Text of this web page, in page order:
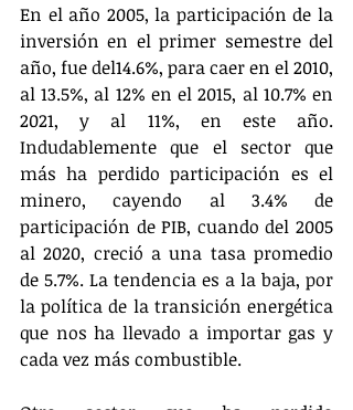
En el año 2005, la participación de la
inversión en el primer semestre del
año, fue del14.6%, para caer en el 2010,
al 13.5%, al 12% en el 2015, al 10.7% en
2021, y al 11%, en este año.
Indudablemente que el sector que
más ha perdido participación es el
minero, cayendo al 3.4% de
participación de PIB, cuando del 2005
al 2020, creció a una tasa promedio
de 5.7%. La tendencia es a la baja, por
la política de la transición energética
que nos ha llevado a importar gas y
cada vez más combustible.